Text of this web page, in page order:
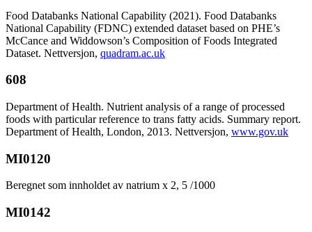
Food Databanks National Capability (2021). Food Databanks
National Capability (FDNC) extended dataset based on PHE’s
McCance and Widdowson’s Composition of Foods Integrated
Dataset. Nettversjon, quadram.ac.uk
608
Department of Health. Nutrient analysis of a range of processed
foods with particular reference to trans fatty acids. Summary report.
Department of Health, London, 2013. Nettversjon, www.gov.uk
MI0120
Beregnet som innholdet av natrium x 2, 5 /1000
MI0142